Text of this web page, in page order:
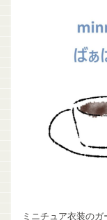
ミニチュア衣装の